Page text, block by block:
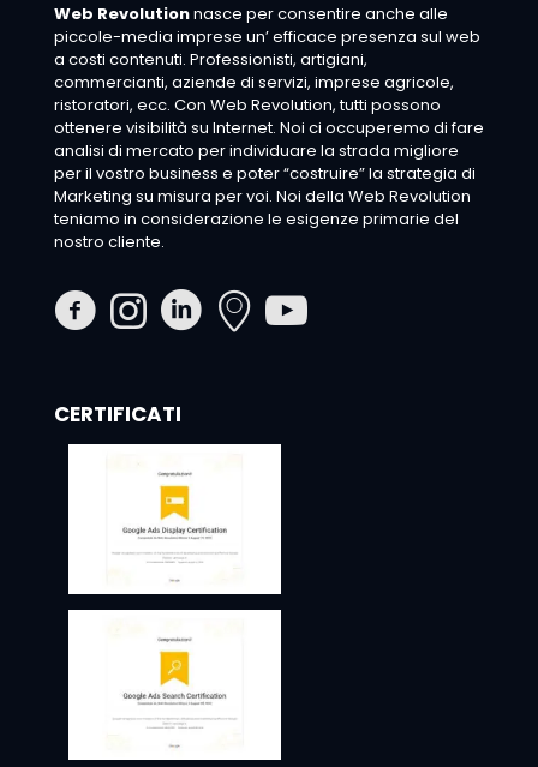
Web Revolutionnasce per consentire anche alle
piccole-media imprese un’ efficace presenza sul web
a costi contenuti. Professionisti, artigiani,
commercianti, aziende di servizi, imprese agricole,
ristoratori, ecc. Con Web Revolution, tutti possono
ottenere visibilità su Internet. Noi ci occuperemo di fare
analisi di mercato per individuare la strada migliore
per il vostro business e poter “costruire” la strategia di
Marketing su misura per voi. Noi della Web Revolution
teniamo in considerazione le esigenze primarie del
nostro cliente.
CERTIFICATI